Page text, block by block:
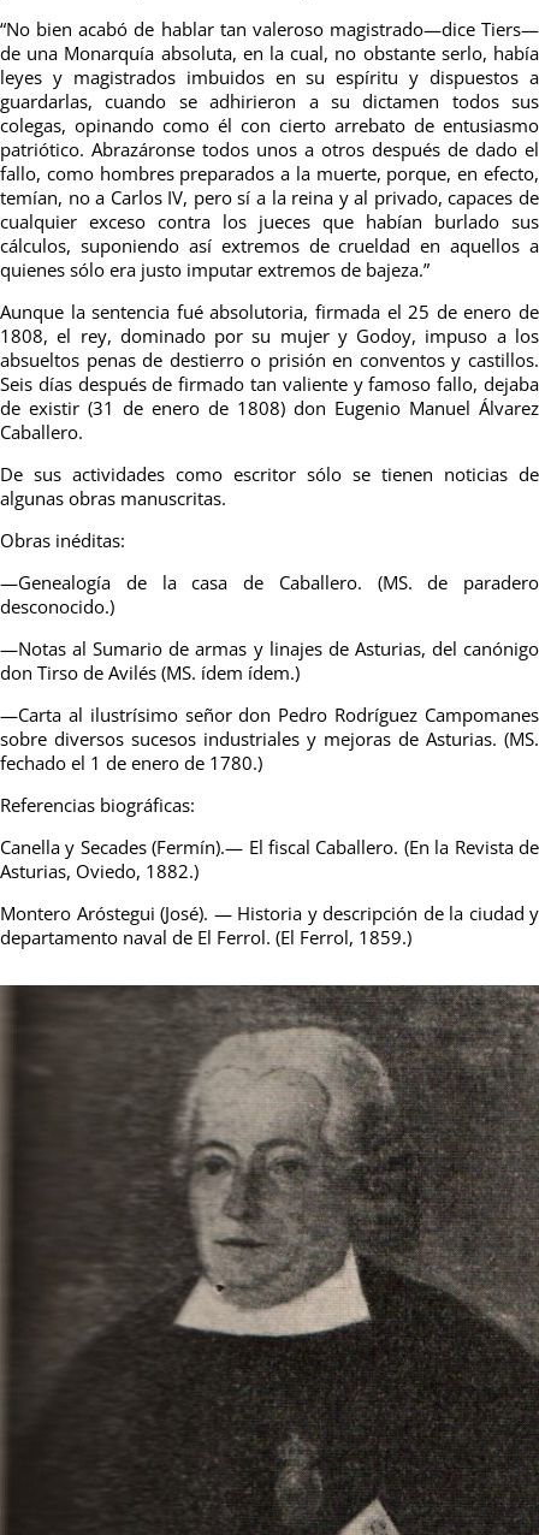
“No bien acabó de hablar tan valeroso magistrado—dice Tiers—
de una Monarquía absoluta, en la cual, no obstante serlo, había
leyes y magistrados imbuidos en su espíritu y dispuestos a
guardarlas, cuando se adhirieron a su dictamen todos sus
colegas, opinando como él con cierto arrebato de entusiasmo
patriótico. Abrazáronse todos unos a otros después de dado el
fallo, como hombres preparados a la muerte, porque, en efecto,
temían, no a Carlos IV, pero sí a la reina y al privado, capaces de
cualquier exceso contra los jueces que habían burlado sus
cálculos, suponiendo así extremos de crueldad en aquellos a
quienes sólo era justo imputar extremos de bajeza.”
Aunque la sentencia fué absolutoria, firmada el 25 de enero de
1808, el rey, dominado por su mujer y Godoy, impuso a los
absueltos penas de destierro o prisión en conventos y castillos.
Seis días después de firmado tan valiente y famoso fallo, dejaba
de existir (31 de enero de 1808) don Eugenio Manuel Álvarez
Caballero.
De sus actividades como escritor sólo se tienen noticias de
algunas obras manuscritas.
Obras inéditas:
—Genealogía de la casa de Caballero. (MS. de paradero
desconocido.)
—Notas al Sumario de armas y linajes de Asturias, del canónigo
don Tirso de Avilés (MS. ídem ídem.)
—Carta al ilustrísimo señor don Pedro Rodríguez Campomanes
sobre diversos sucesos industriales y mejoras de Asturias. (MS.
fechado el 1 de enero de 1780.)
Referencias biográficas:
Canella y Secades (Fermín).— El fiscal Caballero. (En la Revista de
Asturias, Oviedo, 1882.)
Montero Aróstegui (José). — Historia y descripción de la ciudad y
departamento naval de El Ferrol. (El Ferrol, 1859.)